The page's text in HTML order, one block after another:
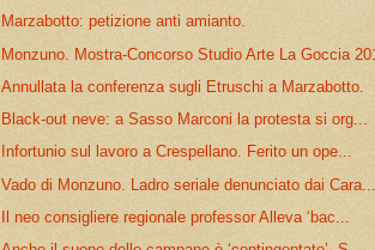
Marzabotto: petizione anti amianto.
Monzuno. Mostra-Concorso Studio Arte La Goccia
Annullata la conferenza sugli Etruschi a Marzabotto.
Black-out neve: a Sasso Marconi la protesta si org...
Infortunio sul lavoro a Crespellano. Ferito un ope...
Vado di Monzuno. Ladro seriale denunciato dai
Il neo consigliere regionale professor Alleva ‘bac...